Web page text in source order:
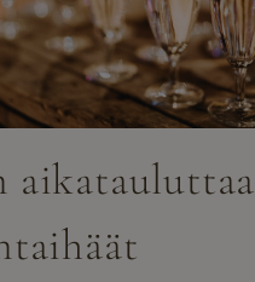
aikatauluttaa